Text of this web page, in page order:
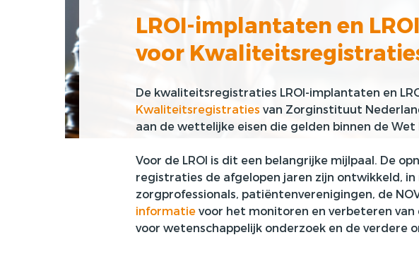
LROI-implantaten en
voor
De kwaliteitsregistraties LROI-implantaten en
Kwaliteitsregistraties van Zorginstituut
aan de wettelijke eisen die gelden binnen de
Voor de LROI is dit een belangrijke mijlpaal. De
registraties de afgelopen jaren zijn ontwikkeld,
zorgprofessionals, patiëntenverenigingen, de
informatievoor het monitoren en verbeteren
voor wetenschappelijk onderzoek en de verdere